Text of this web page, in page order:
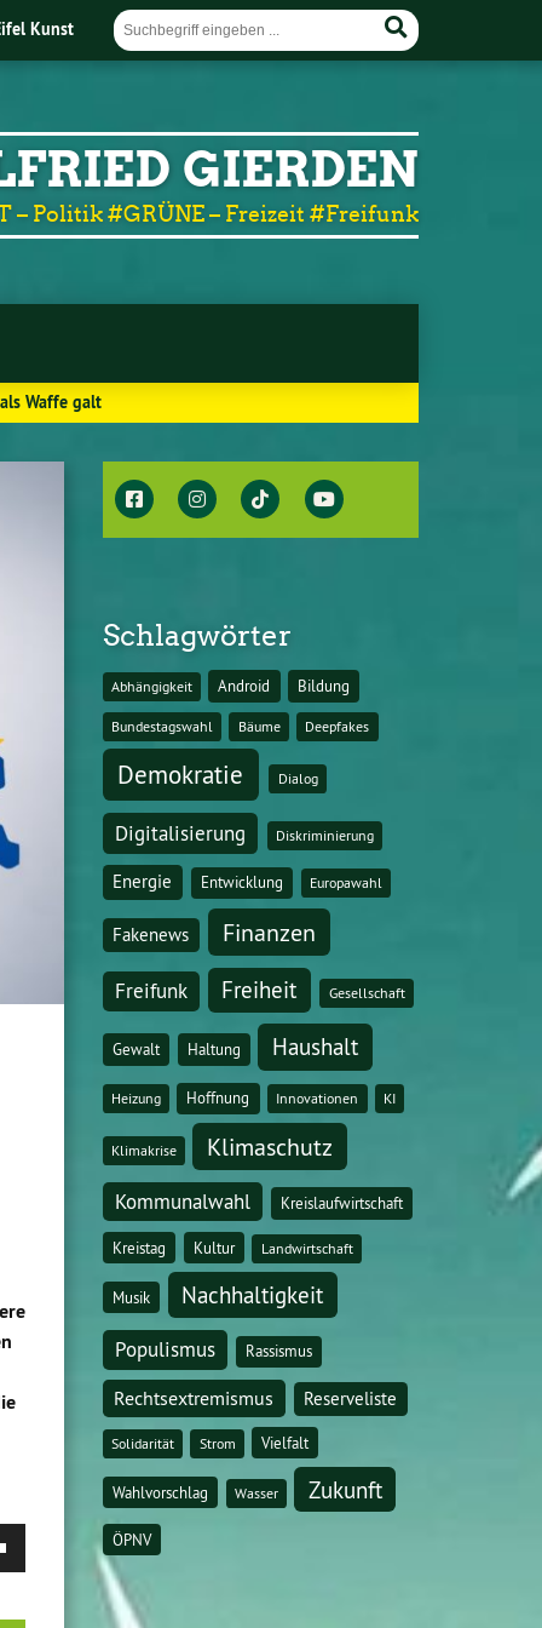
Kunst
GIERDEN
– Politik #GRÜNE – Freizeit #Freifunk
Waffe galt
Schlagwörter
Abhängigkeit Android Bildung
Bundestagswahl Bäume Deepfakes
Demokratie Dialog
Digitalisierung Diskriminierung
Energie Entwicklung Europawahl
Fakenews Finanzen
Freifunk Freiheit Gesellschaft
Gewalt Haltung Haushalt
Heizung Hoffnung Innovationen KI
Klimakrise Klimaschutz
Kommunalwahl Kreislaufwirtschaft
Kreistag Kultur Landwirtschaft
Musik Nachhaltigkeit
Populismus Rassismus
Rechtsextremismus Reserveliste
Solidarität Strom Vielfalt
Wahlvorschlag Wasser Zukunft
ÖPNV